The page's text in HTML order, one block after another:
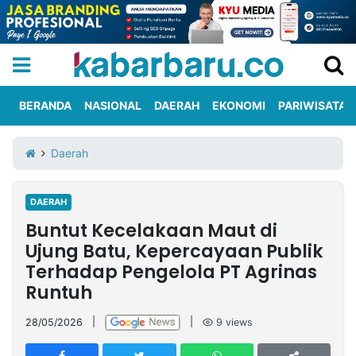
Iklan
Berita
Kami
Nasional
International
Olahraga
Entertainment
Daerah
Pariwisata
Kuliner
Kolom
Network
PT
TREETAN
BERANDA NASIONAL DAERAH EKONOMI PARIWISATA
Daerah
DAERAH
Buntut Kecelakaan Maut di
Ujung Batu, Kepercayaan Publik
Terhadap Pengelola PT Agrinas
Runtuh
28/05/2026 9 views